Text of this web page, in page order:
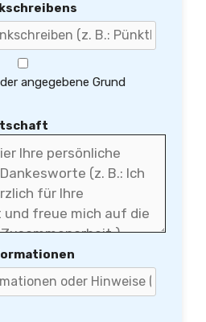
angegebene Grund